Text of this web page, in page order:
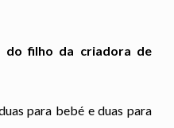
do filho da criadora de
para bebé e duas para